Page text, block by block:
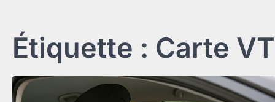
Étiquette : Carte